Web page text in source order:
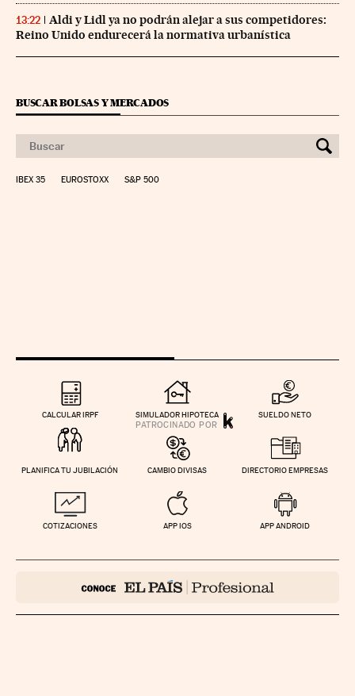
13:22
Aldi y Lidl ya no podrán alejar a sus competidores:
Reino Unido endurecerá la normativa urbanística
BUSCAR BOLSAS Y MERCADOS
IBEX 35 EUROSTOXX S&P 500
CALCULAR IRPF SIMULADOR HIPOTECA SUELDO NETO
PLANIFICA TU JUBILACIÓN CAMBIO DIVISAS DIRECTORIO EMPRESAS
COTIZACIONES APP IOS APP ANDROID